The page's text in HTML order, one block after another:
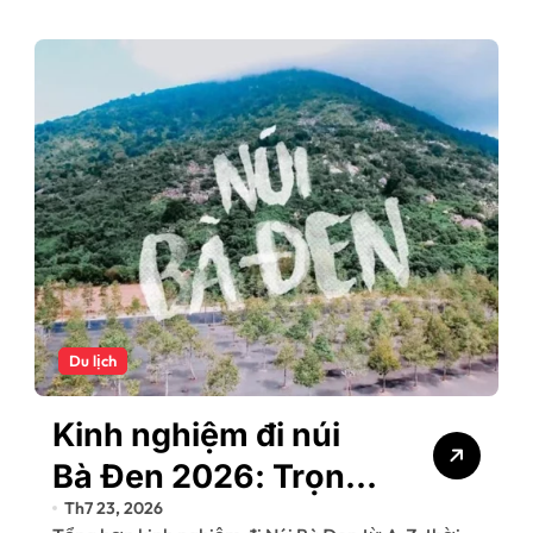
Du lịch
Kinh nghiệm đi núi
Bà Đen 2026: Trọn
bộ lịch trình, giá vé
Th7 23, 2026